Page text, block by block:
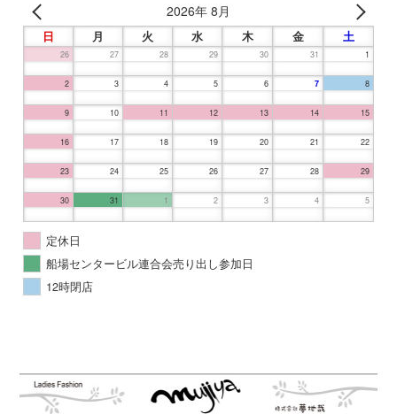
2026年 8月
日 月 火 水 木 金 土
26 27 28 29 30 31 1
2 3 4 5 6 7 8
9 10 11 12 13 14 15
16 17 18 19 20 21 22
23 24 25 26 27 28 29
30 31 1 2 3 4 5
定休日
船場センタービル連合会売り出し参加日
12時閉店